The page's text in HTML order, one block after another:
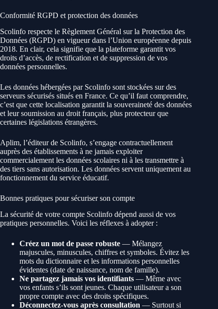
Conformité RGPD et protection des données
Scolinfo respecte le Règlement Général sur la Protection des
Données (RGPD) en vigueur dans l’Union européenne depuis
2018. En clair, cela signifie que la plateforme garantit vos
droits d’accès, de rectification et de suppression de vos
données personnelles.
Les données hébergées par Scolinfo sont stockées sur des
serveurs sécurisés situés en France. Ce qu’il faut comprendre,
c’est que cette localisation garantit la souveraineté des données
et leur soumission au droit français, plus protecteur que
certaines législations étrangères.
Aplim, l’éditeur de Scolinfo, s’engage contractuellement
auprès des établissements à ne jamais exploiter
commercialement les données scolaires ni à les transmettre à
des tiers sans autorisation. Les données servent uniquement au
fonctionnement du service éducatif.
Bonnes pratiques pour sécuriser son compte
La sécurité de votre compte Scolinfo dépend aussi de vos
pratiques personnelles. Voici les réflexes à adopter :
Créez un mot de passe robuste — Mélangez
majuscules, minuscules, chiffres et symboles. Évitez les
mots du dictionnaire et les informations personnelles
évidentes (date de naissance, nom de famille).
Ne partagez jamais vos identifiants — Même avec
vos enfants s’ils sont jeunes. Chaque utilisateur a son
propre compte avec des droits spécifiques.
Déconnectez-vous après consultation — Surtout si